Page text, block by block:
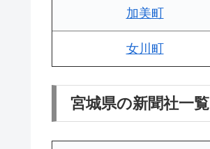
加美町
女川町
宮城県の新聞社一覧